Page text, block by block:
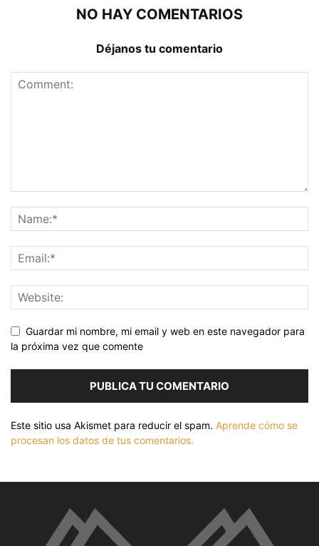
NO HAY COMENTARIOS
Déjanos tu comentario
Guardar mi nombre, mi email y web en este navegador para
la próxima vez que comente
Este sitio usa Akismet para reducir el spam. Aprende cómo se
procesan los datos de tus comentarios.